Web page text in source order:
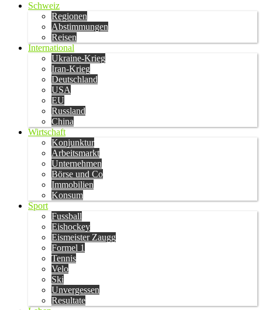
Schweiz
Regionen
Abstimmungen
Reisen
International
Ukraine-Krieg
Iran-Krieg
Deutschland
USA
EU
Russland
China
Wirtschaft
Konjunktur
Arbeitsmarkt
Unternehmen
Börse und Co
Immobilien
Konsum
Sport
Fussball
Eishockey
Eismeister Zaugg
Formel 1
Tennis
Velo
Ski
Unvergessen
Resultate